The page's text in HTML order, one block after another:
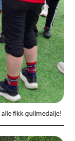
fikk gullmedalje!